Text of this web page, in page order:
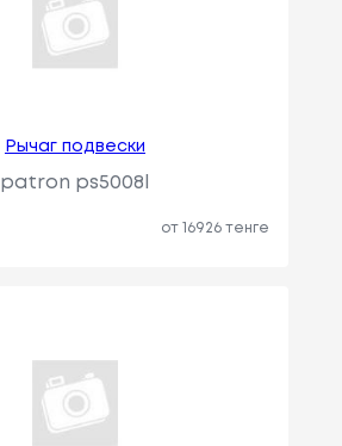
Рычаг подвески
patron ps5008l
от 16926 тенге